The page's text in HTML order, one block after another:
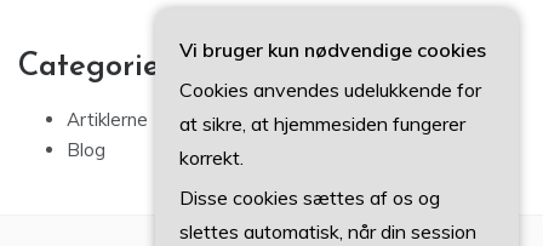
Categories
Artiklerne
Blog
Vi bruger kun nødvendige cookies
Cookies anvendes udelukkende for
at sikre, at hjemmesiden fungerer
korrekt.
Disse cookies sættes af os og
slettes automatisk, når din session